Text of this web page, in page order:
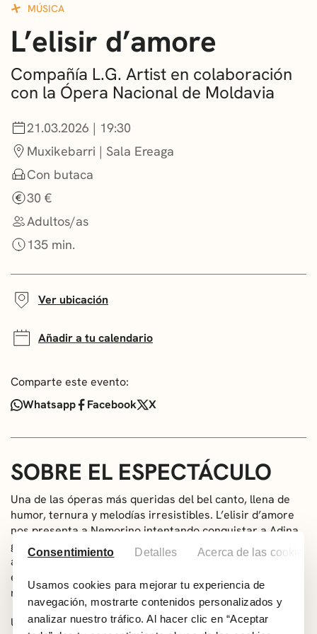
Consentimiento Detalles Acerca de las cookies
Usamos cookies para mejorar tu experiencia de
navegación, mostrarte contenidos personalizados y
analizar nuestro tráfico. Al hacer clic en “Aceptar
NOTICIAS
GETXO KULTURA
ASOCIACIONES CULTURALES
MÚSICA
L’elisir d’amore
Compañía L.G. Artist en colaboración
con la Ópera Nacional de Moldavia
21.03.2026 | 19:30
Muxikebarri | Sala Ereaga
Con butaca
30 €
Adultos/as
135 min.
Ver ubicación
Añadir a tu calendario
Comparte este evento:
Whatsapp
Facebook X
SOBRE EL ESPECTÁCULO
Una de las óperas más queridas del bel canto, llena de
humor, ternura y melodías irresistibles. L’elisir d’amore
nos presenta a Nemorino intentando conquistar a Adina
gracias a un supuesto elixir que promete despertar el
amor. Donizetti firma una partitura luminosa que culmina
en la inolvidable
momentos del repertorio.
Una comedia romántica que sigue conquistando